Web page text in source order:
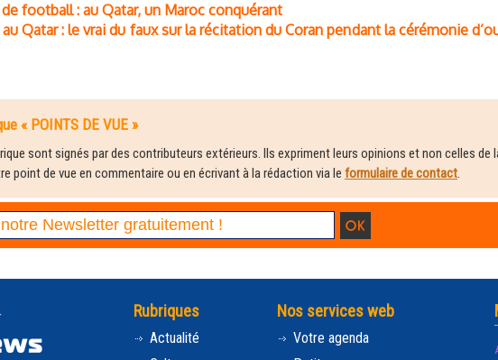
football : au Qatar, un Maroc conquérant
Qatar : le vrai du faux sur la récitation du Coran pendant la cérémonie
« POINTS DE VUE »
sont signés par des contributeurs extérieurs. Ils expriment leurs opinions et non celles de
point de vue en commentaire ou en écrivant à la rédaction via le formulaire de contact.
Rubriques
Actualité
Nos services web
Votre agenda